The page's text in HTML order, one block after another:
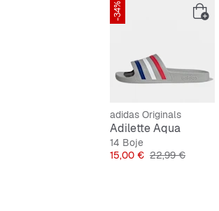
-34%
adidas Originals
Adilette Aqua
14 Boje
Cijena
15,00 € Originalna cijena
22,99 €